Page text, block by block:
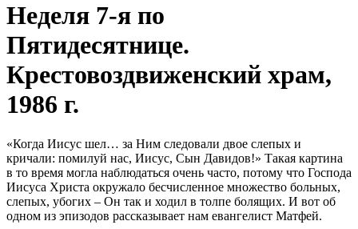
Неделя 7-я по
Пятидесятнице.
Крестовоздвиженский храм,
1986 г.
«Когда Иисус шел… за Ним следовали двое слепых и
кричали: помилуй нас, Иисус, Сын Давидов!» Такая картина
в то время могла наблюдаться очень часто, потому что Господа
Иисуса Христа окружало бесчисленное множество больных,
слепых, убогих – Он так и ходил в толпе болящих. И вот об
одном из эпизодов рассказывает нам евангелист Матфей.